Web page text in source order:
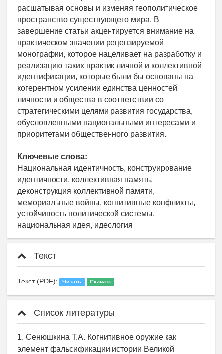
расшатывая основы и изменяя геополитическое
пространство существующего мира. В
завершение статьи акцентируется внимание на
практическом значении рецензируемой
монографии, которое нацеливает на разработку и
реализацию таких практик личной и коллективной
идентификации, которые были бы основаны на
когерентном усилении единства ценностей
личности и общества в соответствии со
стратегическими целями развития государства,
обусловленными национальными интересами и
приоритетами общественного развития.
Ключевые слова:
Национальная идентичность, конструирование
идентичности, коллективная память,
деконструкция коллективной памяти,
мемориальные войны, когнитивные конфликты,
устойчивость политической системы,
национальная идея, идеология
Текст
Текст (PDF): Читать Скачать
Список литературы
1. Сенюшкина Т.А. Когнитивное оружие как
элемент фальсификации истории Великой